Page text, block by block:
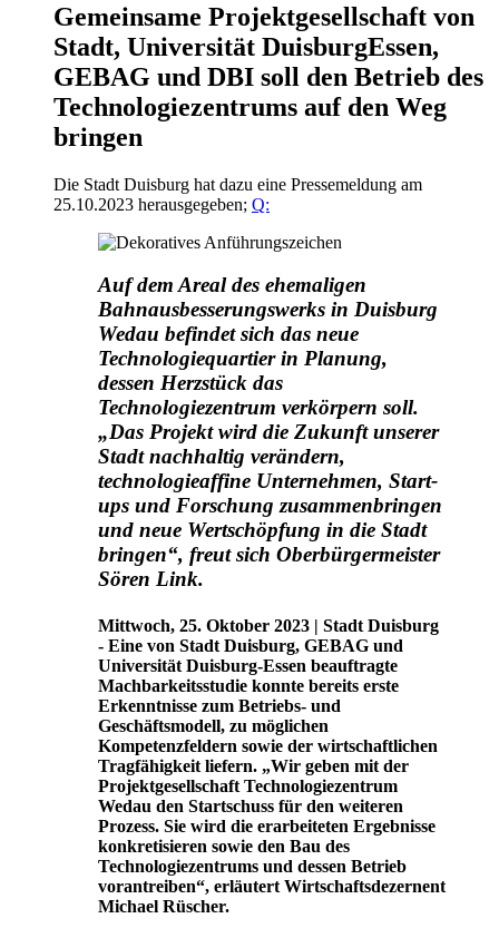
Gemeinsame Projektgesellschaft von
Stadt, Universität DuisburgEssen,
GEBAG und DBI soll den Betrieb des
Technologiezentrums auf den Weg
bringen
Die Stadt Duisburg hat dazu eine Pressemeldung am
25.10.2023 herausgegeben; Q:
Auf dem Areal des ehemaligen
Bahnausbesserungswerks in Duisburg
Wedau befindet sich das neue
Technologiequartier in Planung,
dessen Herzstück das
Technologiezentrum verkörpern soll.
„Das Projekt wird die Zukunft unserer
Stadt nachhaltig verändern,
technologieaffine Unternehmen, Start-
ups und Forschung zusammenbringen
und neue Wertschöpfung in die Stadt
bringen“, freut sich Oberbürgermeister
Sören Link.
Mittwoch, 25. Oktober 2023 | Stadt Duisburg
- Eine von Stadt Duisburg, GEBAG und
Universität Duisburg-Essen beauftragte
Machbarkeitsstudie konnte bereits erste
Erkenntnisse zum Betriebs- und
Geschäftsmodell, zu möglichen
Kompetenzfeldern sowie der wirtschaftlichen
Tragfähigkeit liefern. „Wir geben mit der
Projektgesellschaft Technologiezentrum
Wedau den Startschuss für den weiteren
Prozess. Sie wird die erarbeiteten Ergebnisse
konkretisieren sowie den Bau des
Technologiezentrums und dessen Betrieb
vorantreiben“, erläutert Wirtschaftsdezernent
Michael Rüscher.